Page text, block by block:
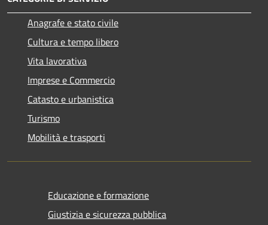
Anagrafe e stato civile
Cultura e tempo libero
Vita lavorativa
Imprese e Commercio
Catasto e urbanistica
Turismo
Mobilità e trasporti
Educazione e formazione
Giustizia e sicurezza pubblica